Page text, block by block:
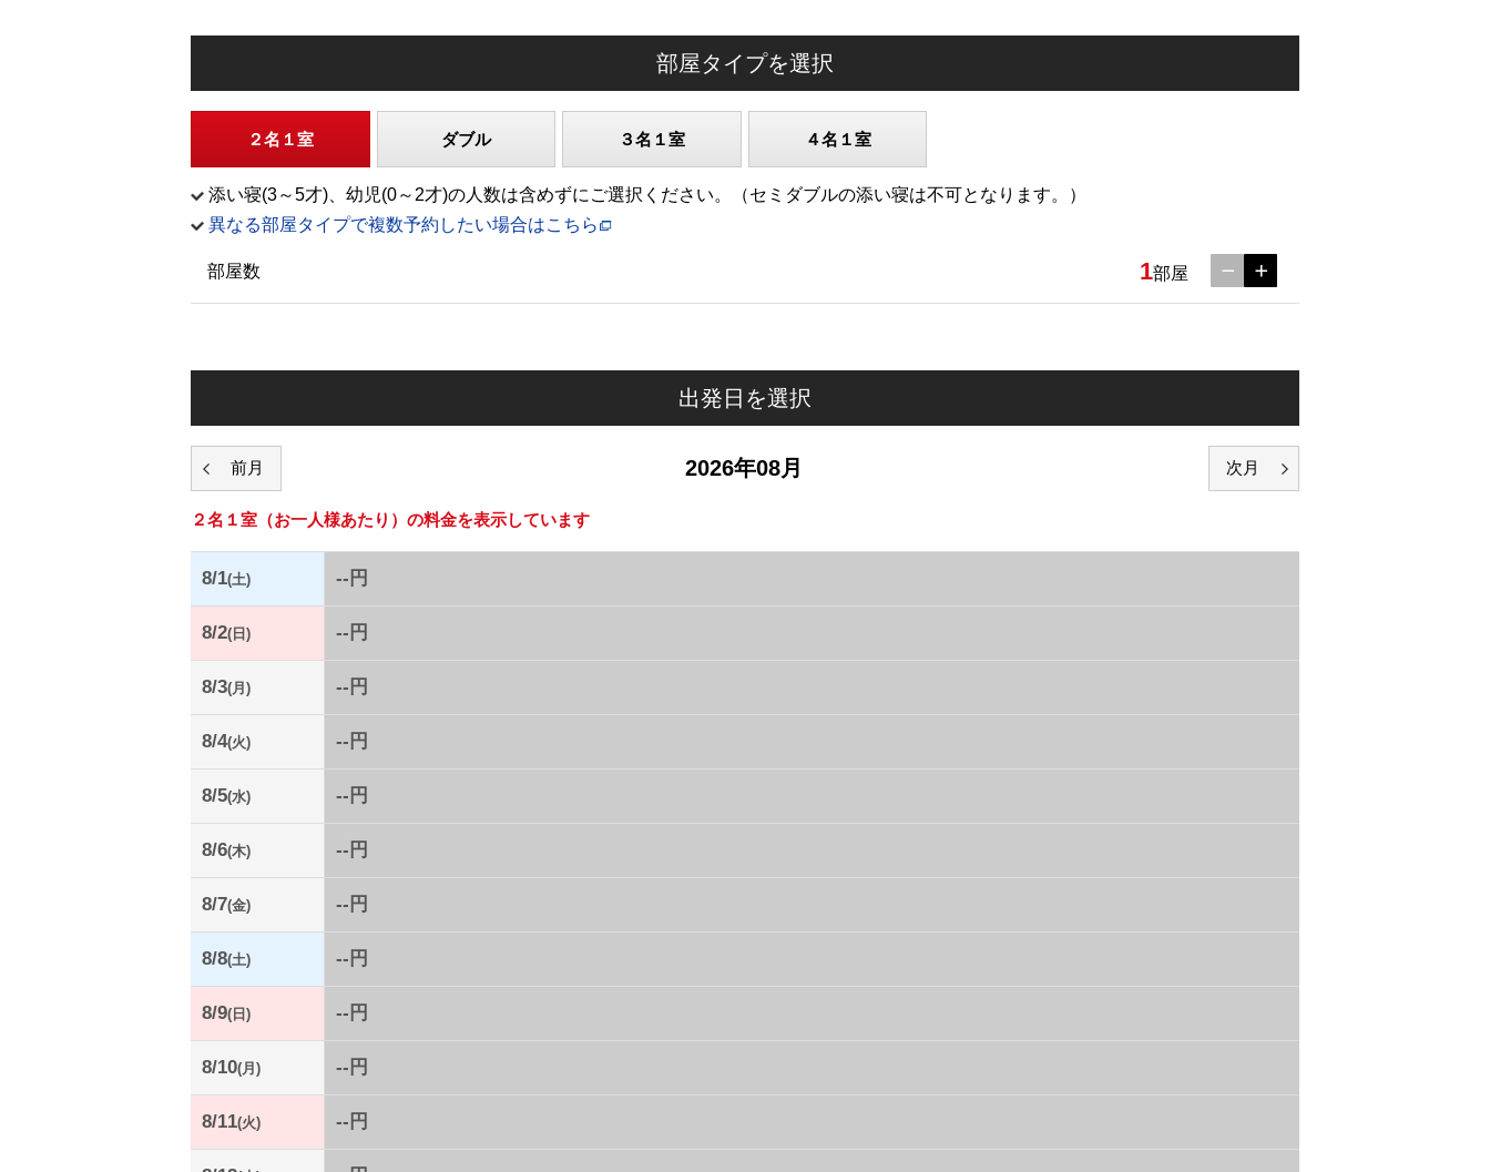
部屋タイプを選択
２名１室 ダブル ３名１室 ４名１室
添い寝(3～5才)、幼児(0～2才)の人数は含めずにご選択ください。（セミダブルの添い寝は不可となります。）
異なる部屋タイプで複数予約したい場合はこちら
部屋数 1部屋
出発日を選択
2026年08月
２名１室 （お一人様あたり）の料金を表示しています
8/1(土) --円
8/2(日) --円
8/3(月) --円
8/4(火) --円
8/5(水) --円
8/6(木) --円
8/7(金) --円
8/8(土) --円
8/9(日) --円
8/10(月) --円
8/11(火) --円